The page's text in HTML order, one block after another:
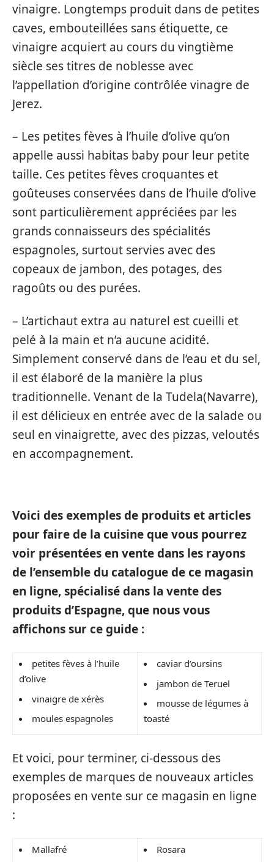
vinaigre. Longtemps produit dans de petites
caves, embouteillées sans étiquette, ce
vinaigre acquiert au cours du vingtième
siècle ses titres de noblesse avec
l’appellation d’origine contrôlée vinagre de
Jerez.
– Les petites fèves à l’huile d’olive qu’on
appelle aussi habitas baby pour leur petite
taille. Ces petites fèves croquantes et
goûteuses conservées dans de l’huile d’olive
sont particulièrement appréciées par les
grands connaisseurs des spécialités
espagnoles, surtout servies avec des
copeaux de jambon, des potages, des
ragoûts ou des purées.
– L’artichaut extra au naturel est cueilli et
pelé à la main et n’a aucune acidité.
Simplement conservé dans de l’eau et du sel,
il est élaboré de la manière la plus
traditionnelle. Venant de la Tudela(Navarre),
il est délicieux en entrée avec de la salade ou
seul en vinaigrette, avec des pizzas, veloutés
en accompagnement.
Voici des exemples de produits et articles
pour faire de la cuisine que vous pourrez
voir présentées en vente dans les rayons
de l’ensemble du catalogue de ce magasin
en ligne, spécialisé dans la vente des
produits d’Espagne, que nous vous
affichons sur ce guide :
petites fèves à l’huile
d’olive
vinaigre de xérès
moules espagnoles
caviar d’oursins
jambon de Teruel
mousse de légumes à
toasté
Et voici, pour terminer, ci-dessous des
exemples de marques de nouveaux articles
proposées en vente sur ce magasin en ligne
:
Mallafré
Rosara